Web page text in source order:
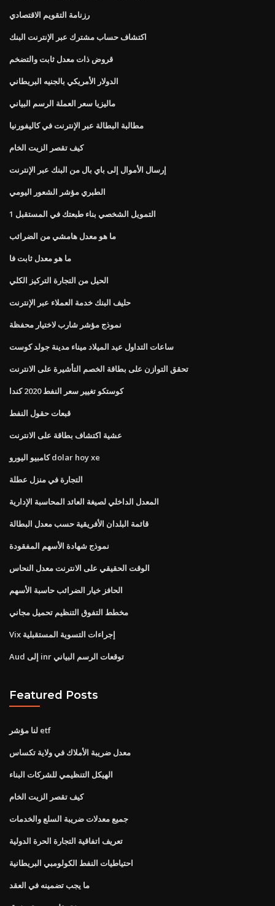
رزنامة التقويم الاقتصادي
اكتشاف حساب مشترك عبر الإنترنت البنك
قروض ذات معدل ثابت والتضخم
الدولار الأمريكي بالجنيه البريطاني
ماليزيا سعر العملة الرسم البياني
مطالبة البطالة عبر الإنترنت في كاليفورنيا
كيف تقصر الزيت الخام
إرسال الأموال إلى باي بال من البنك عبر الإنترنت
الطبري مؤشر الشعور اليومي
التمويل الشخصي بناء طبعتك في المستقبل 1
ما هو معدل هامشي من الضرائب
ما هو معدل ثابت فا
الحيل من التجارة التركيز الكلي
حليف البنك خدمة العملاء عبر الإنترنت
نموذج مؤشر شارب لاختيار محفظة
ساعات التداول عيد الميلاد ميناء مدينة جولد كوست
تحقق التوازن على بطاقة الخصم التأشيرة على الانترنت
كوستكو تغيير سعر النفط 2020 كندا
قبعات حقول النفط
عشية اكتشاف بطاقة على الانترنت
كامبيو اليورو dolar hoy xe
التجارة في منزل عطلة
المعدل الداخلي لصيغة العائد المحاسبة الإدارية
قائمة البلدان الأفريقية حسب معدل البطالة
نموذج شهادة الأسهم المفقودة
الوقت الحقيقي على الانترنت معدل النحاس
الحافز خيار الضرائب حاسبة الأسهم
مخطط التفوق التنظيم تحميل مجاني
Vix إجراءات التسوية المستقبلية
Aud إلى inr توقعات الرسم البياني
Featured Posts
لنا مؤشر etf
معدل ضريبة الأملاك في ولاية تكساس
الهيكل التنظيمي للشركات البناء
كيف تقصر الزيت الخام
جميع معدلات ضريبة السلع والخدمات
تعريف اتفاقية التجارة الحرة الدولية
احتياطيات النفط الكولومبي البريطانية
ما يجب تضمينه في العقد